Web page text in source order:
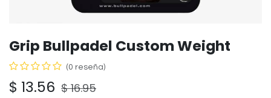
Grip Bullpadel Custom Weight
(0 reseña)
$ 13.56 $16.95